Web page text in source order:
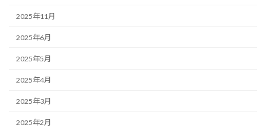
2025年11月
2025年6月
2025年5月
2025年4月
2025年3月
2025年2月